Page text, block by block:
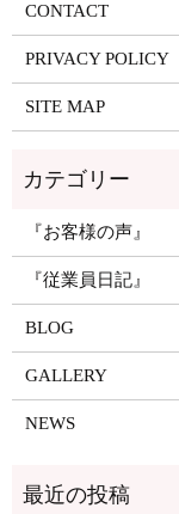
CONTACT
PRIVACY POLICY
SITE MAP
『お客様の声』
『従業員日記』
BLOG
GALLERY
NEWS